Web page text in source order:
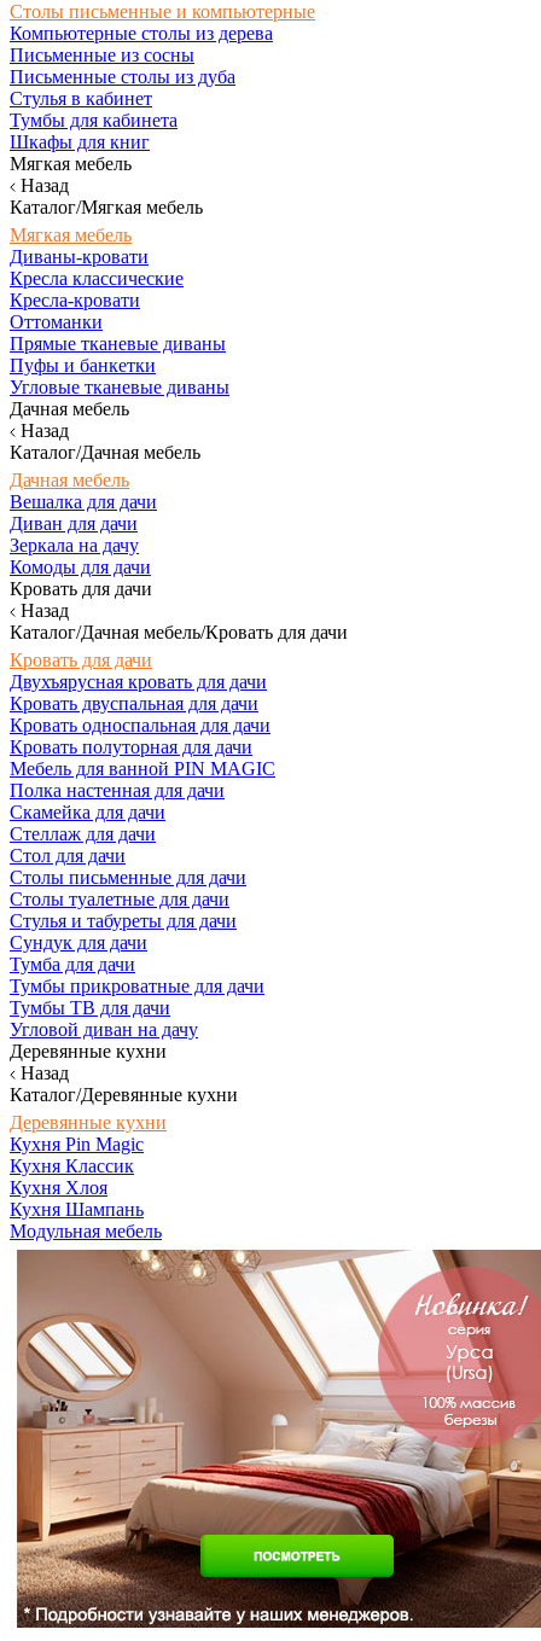
Столы письменные и компьютерные
Компьютерные столы из дерева
Письменные из сосны
Письменные столы из дуба
Стулья в кабинет
Тумбы для кабинета
Шкафы для книг
Мягкая мебель
Назад
Каталог/Мягкая мебель
Мягкая мебель
Диваны-кровати
Кресла классические
Кресла-кровати
Оттоманки
Прямые тканевые диваны
Пуфы и банкетки
Угловые тканевые диваны
Дачная мебель
Назад
Каталог/Дачная мебель
Дачная мебель
Вешалка для дачи
Диван для дачи
Зеркала на дачу
Комоды для дачи
Кровать для дачи
Назад
Каталог/Дачная мебель/Кровать для дачи
Кровать для дачи
Двухъярусная кровать для дачи
Кровать двуспальная для дачи
Кровать односпальная для дачи
Кровать полуторная для дачи
Мебель для ванной PIN MAGIC
Полка настенная для дачи
Скамейка для дачи
Стеллаж для дачи
Стол для дачи
Столы письменные для дачи
Столы туалетные для дачи
Стулья и табуреты для дачи
Сундук для дачи
Тумба для дачи
Тумбы прикроватные для дачи
Тумбы ТВ для дачи
Угловой диван на дачу
Деревянные кухни
Назад
Каталог/Деревянные кухни
Деревянные кухни
Кухня Pin Magic
Кухня Классик
Кухня Хлоя
Кухня Шампань
Модульная мебель